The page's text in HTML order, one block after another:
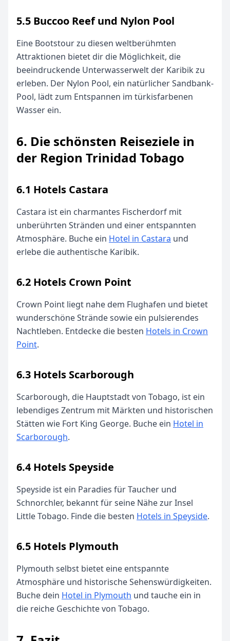
5.5 Buccoo Reef und Nylon Pool
Eine Bootstour zu diesen weltberühmten
Attraktionen bietet dir die Möglichkeit, die
beeindruckende Unterwasserwelt der Karibik zu
erleben. Der Nylon Pool, ein natürlicher Sandbank-
Pool, lädt zum Entspannen im türkisfarbenen
Wasser ein.
6. Die schönsten Reiseziele in
der Region Trinidad Tobago
6.1 Hotels Castara
Castara ist ein charmantes Fischerdorf mit
unberührten Stränden und einer entspannten
Atmosphäre. Buche ein Hotel in Castara und
erlebe die authentische Karibik.
6.2 Hotels Crown Point
Crown Point liegt nahe dem Flughafen und bietet
wunderschöne Strände sowie ein pulsierendes
Nachtleben. Entdecke die besten Hotels in Crown
Point.
6.3 Hotels Scarborough
Scarborough, die Hauptstadt von Tobago, ist ein
lebendiges Zentrum mit Märkten und historischen
Stätten wie Fort King George. Buche ein Hotel in
Scarborough.
6.4 Hotels Speyside
Speyside ist ein Paradies für Taucher und
Schnorchler, bekannt für seine Nähe zur Insel
Little Tobago. Finde die besten Hotels in Speyside.
6.5 Hotels Plymouth
Plymouth selbst bietet eine entspannte
Atmosphäre und historische Sehenswürdigkeiten.
Buche dein Hotel in Plymouth und tauche ein in
die reiche Geschichte von Tobago.